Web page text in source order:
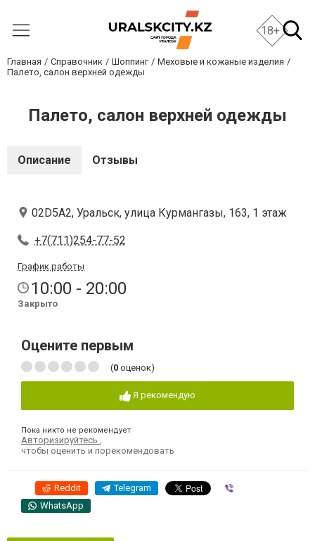
18+
Главная Справочник Шоппинг
Меховые и кожаные изделия
Палето, салон верхней одежды
Палето, салон верхней одежды
Описание Отзывы
02D5A2, Уральск, улица Курмангазы, 163, 1 этаж
+7(711)254-77-52
График работы
10:00 - 20:00
Закрыто
Оцените первым
(0 оценок)
Я рекомендую
Пока никто не рекомендует
Авторизируйтесь
чтобы оценить и порекомендовать
Reddit Telegram
WhatsApp